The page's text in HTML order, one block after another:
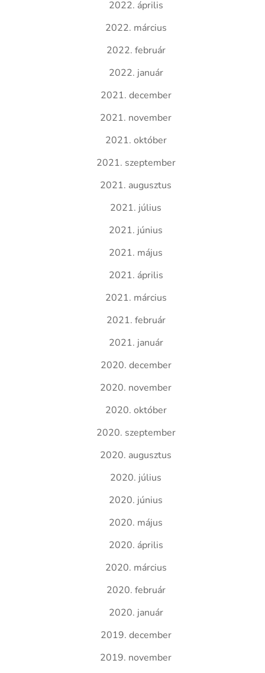
2022. április
2022. március
2022. február
2022. január
2021. december
2021. november
2021. október
2021. szeptember
2021. augusztus
2021. július
2021. június
2021. május
2021. április
2021. március
2021. február
2021. január
2020. december
2020. november
2020. október
2020. szeptember
2020. augusztus
2020. július
2020. június
2020. május
2020. április
2020. március
2020. február
2020. január
2019. december
2019. november